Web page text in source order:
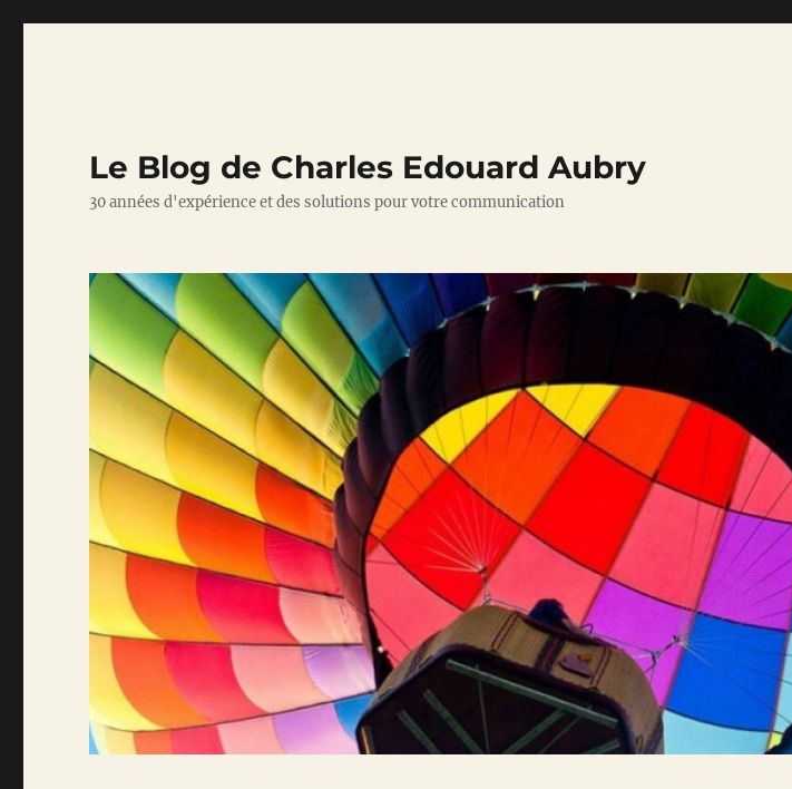
Le Blog de Charles Edouard Aubry
30 années d'expérience et des solutions pour votre communication